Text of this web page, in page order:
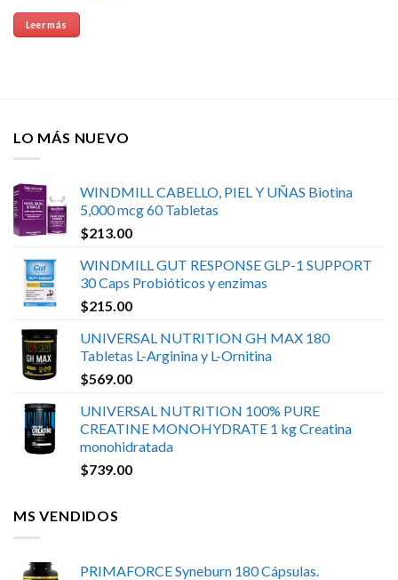
Leer más
LO MÁS NUEVO
WINDMILL CABELLO, PIEL Y UÑAS Biotina
5,000 mcg 60 Tabletas
$213.00
WINDMILL GUT RESPONSE GLP-1 SUPPORT
30 Caps Probióticos y enzimas
$215.00
UNIVERSAL NUTRITION GH MAX 180
Tabletas L-Arginina y L-Ornitina
$569.00
UNIVERSAL NUTRITION 100% PURE
CREATINE MONOHYDRATE 1 kg Creatina
monohidratada
$739.00
MS VENDIDOS
PRIMAFORCE Syneburn 180 Cápsulas.